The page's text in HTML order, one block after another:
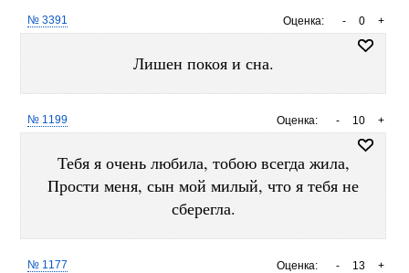
Оценка: +
0
-
№ 3391
Лишен покоя и сна.
Оценка: +
10
-
№ 1199
Тебя я очень любила, тобою всегда жила,
Прости меня, сын мой милый, что я тебя не
сберегла.
Оценка: +
13
-
№ 1177